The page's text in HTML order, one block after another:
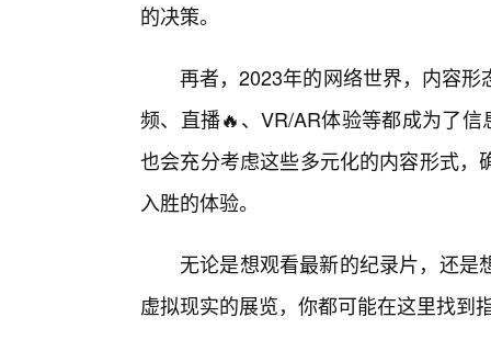
的决策。
再者，2023年的网络世界，内容
频、直播🔥、VR/AR体验等都成为了
也会充分考虑这些多元化的内容形式
入胜的体验。
无论是想观看最新的纪录片，还
虚拟现实的展览，你都可能在这里找到